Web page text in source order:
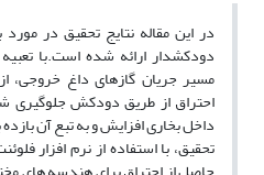
در این مقاله نتایج تحقیق در
دودکش­دار ارائه شده است.با
مسیر جریان گازهای داغ خروجی،
احتراق از طریق دودکش جلوگیری
داخل بخاری افزایش و به تبع آن
تحقیق، با استفاده از نرم افزار